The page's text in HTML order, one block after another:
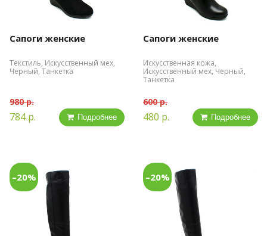
Сапоги женские
Текстиль, Искусственный мех,
Черный, Танкетка
980 р.
784 р. Подробнее
Сапоги женские
Искусственная кожа,
Искусственный мех, Черный,
Танкетка
600 р.
480 р. Подробнее
–20% –20%